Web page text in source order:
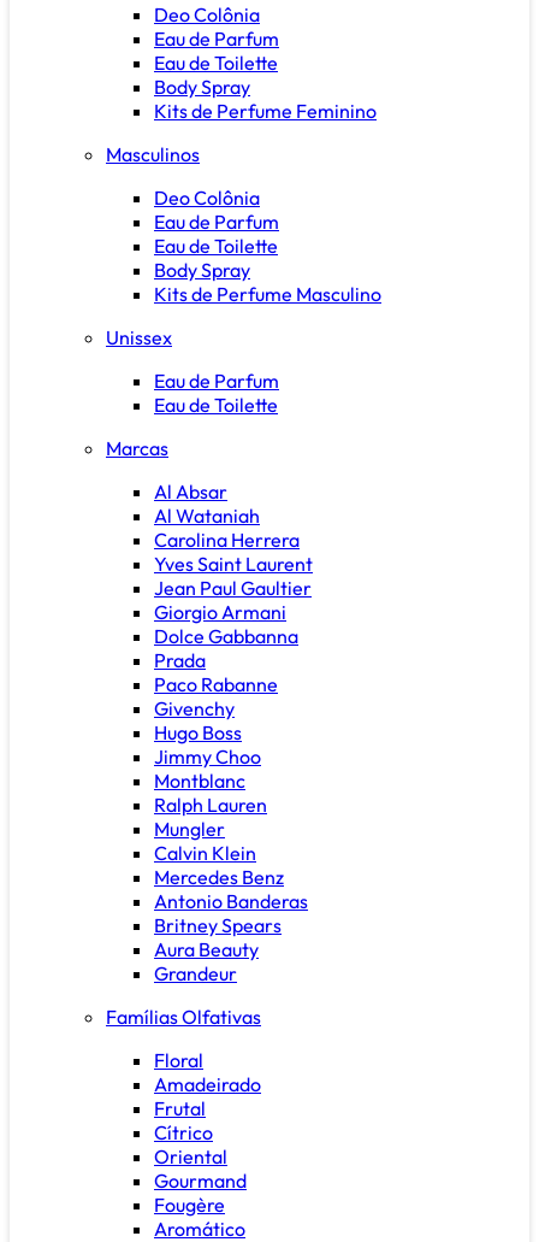
Deo Colônia
Eau de Parfum
Eau de Toilette
Body Spray
Kits de Perfume Feminino
Masculinos
Deo Colônia
Eau de Parfum
Eau de Toilette
Body Spray
Kits de Perfume Masculino
Unissex
Eau de Parfum
Eau de Toilette
Marcas
Al Absar
Al Wataniah
Carolina Herrera
Yves Saint Laurent
Jean Paul Gaultier
Giorgio Armani
Dolce Gabbanna
Prada
Paco Rabanne
Givenchy
Hugo Boss
Jimmy Choo
Montblanc
Ralph Lauren
Mungler
Calvin Klein
Mercedes Benz
Antonio Banderas
Britney Spears
Aura Beauty
Grandeur
Famílias Olfativas
Floral
Amadeirado
Frutal
Cítrico
Oriental
Gourmand
Fougère
Aromático